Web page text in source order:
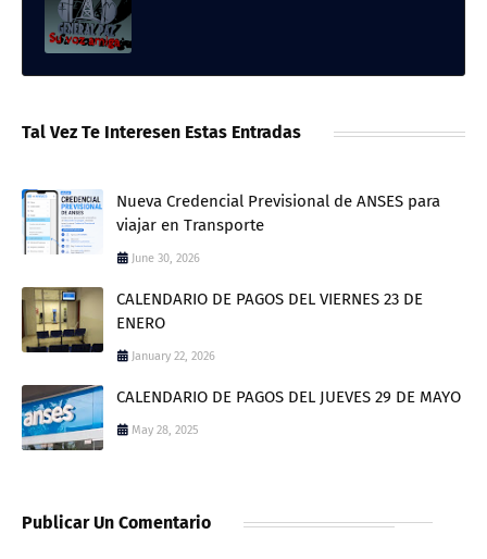
Tal Vez Te Interesen Estas Entradas
Nueva Credencial Previsional de ANSES para
viajar en Transporte
June 30, 2026
CALENDARIO DE PAGOS DEL VIERNES 23 DE
ENERO
January 22, 2026
CALENDARIO DE PAGOS DEL JUEVES 29 DE MAYO
May 28, 2025
Publicar Un Comentario